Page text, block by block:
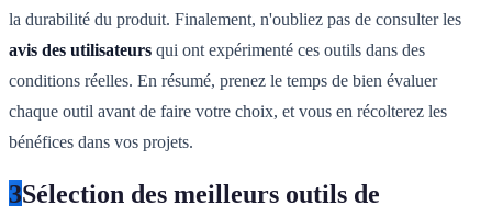
la durabilité du produit. Finalement, n'oubliez pas de consulter les
avis des utilisateurs qui ont expérimenté ces outils dans des
conditions réelles. En résumé, prenez le temps de bien évaluer
chaque outil avant de faire votre choix, et vous en récolterez les
bénéfices dans vos projets.
3Sélection des meilleurs outils de